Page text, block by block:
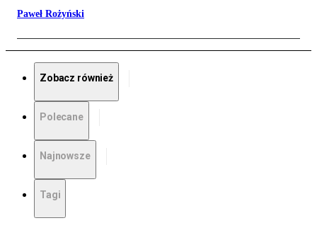
Paweł Rożyński
Zobacz również
Polecane
Najnowsze
Tagi